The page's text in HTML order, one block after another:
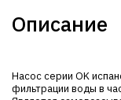
Описание
Насос серии OK
фильтрации воды в